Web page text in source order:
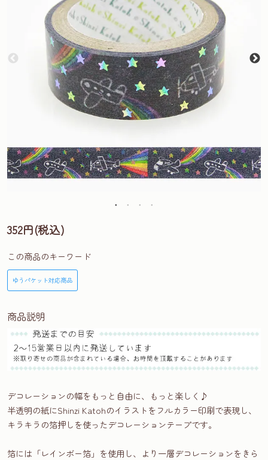
352円(税込)
この商品のキーワード
ゆうパケット対応商品
商品説明
デコレーションの幅をもっと自由に、もっと楽しく♪
半透明の紙にShinzi Katohのイラストをフルカラー印刷で表現し、
キラキラの箔押しを使ったデコレーションテープです。
箔には「レインボー箔」を使用し、より一層デコレーションをきら